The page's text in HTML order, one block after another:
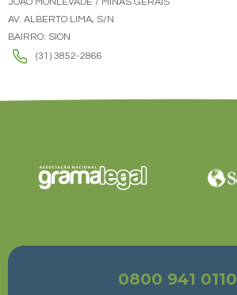
AV. ALBERTO LIMA, S/N
BAIRRO: SION
(31) 3852-2866
0800 941 0110